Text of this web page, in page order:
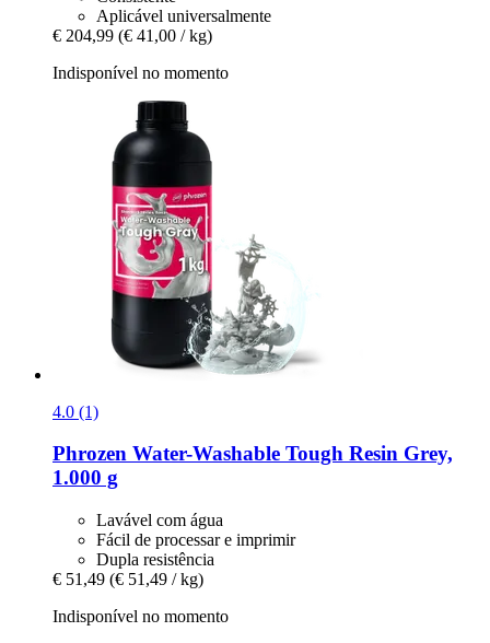
Aplicável universalmente
€ 204,99 (€ 41,00 / kg)
Indisponível no momento
4.0 (1)
Phrozen Water-​Washable Tough Resin Grey,
1.000 g
Lavável com água
Fácil de processar e imprimir
Dupla resistência
€ 51,49 (€ 51,49 / kg)
Indisponível no momento